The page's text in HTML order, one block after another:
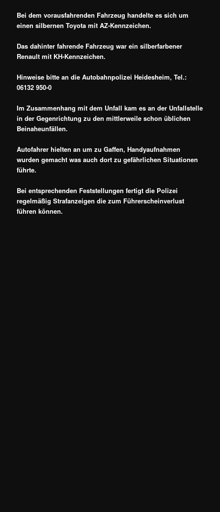
Bei dem vorausfahrenden Fahrzeug handelte es sich um
einen silbernen Toyota mit AZ-Kennzeichen.
Das dahinter fahrende Fahrzeug war ein silberfarbener
Renault mit KH-Kennzeichen.
Hinweise bitte an die Autobahnpolizei Heidesheim, Tel.:
06132 950-0
Im Zusammenhang mit dem Unfall kam es an der Unfallstelle
in der Gegenrichtung zu den mittlerweile schon üblichen
Beinaheunfällen.
Autofahrer hielten an um zu Gaffen, Handyaufnahmen
wurden gemacht was auch dort zu gefährlichen Situationen
führte.
Bei entsprechenden Feststellungen fertigt die Polizei
regelmäßig Strafanzeigen die zum Führerscheinverlust
führen können.